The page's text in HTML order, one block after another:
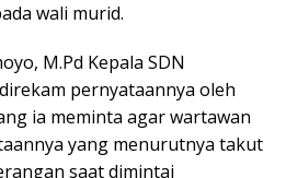
wali murid.
M.Pd Kepala SDN
pernyataannya oleh
ia meminta agar wartawan
yang menurutnya takut
saat dimintai